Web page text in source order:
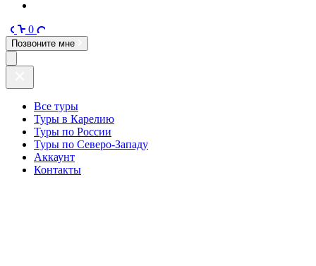
0
Позвоните мне
Все туры
Туры в Карелию
Туры по России
Туры по Северо-Западу
Аккаунт
Контакты